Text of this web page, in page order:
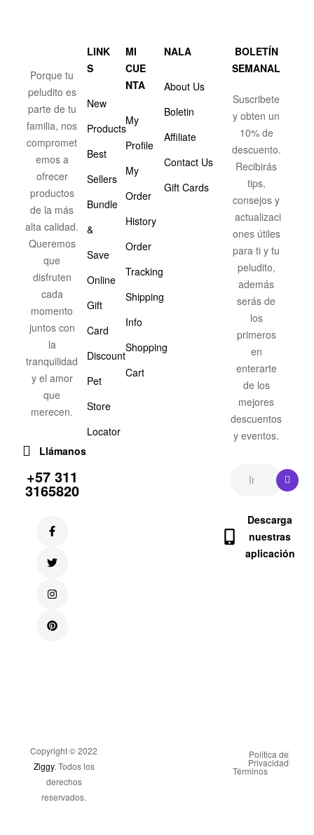
Porque tu
peludito es
parte de tu
familia, nos
compromet
emos a
ofrecer
productos
de la más
alta calidad.
Queremos
que
disfruten
cada
momento
juntos con
la
tranquilidad
y el amor
que
merecen.
Llámanos
+57 311
3165820
LINK
S
New
Products
Best
Sellers
Bundle
&
Save
Online
Gift
Card
Discount
Pet
Store
Locator
MI
CUE
NTA
My
Profile
My
Order
History
Order
Tracking
Shipping
Info
Shopping
Cart
NALA
About Us
Boletin
Affiliate
Contact Us
Gift Cards
BOLETÍN
SEMANAL
Suscribete
y obten un
10% de
descuento.
Recibirás
tips,
consejos y
actualizaci
ones útiles
para ti y tu
peludito,
además
serás de
los
primeros
en
enterarte
de los
mejores
descuentos
y eventos.
Descarga
nuestras
aplicación
Copyright © 2022
Ziggy. Todos los
derechos
reservados.
Politica de
Privacidad
Términos